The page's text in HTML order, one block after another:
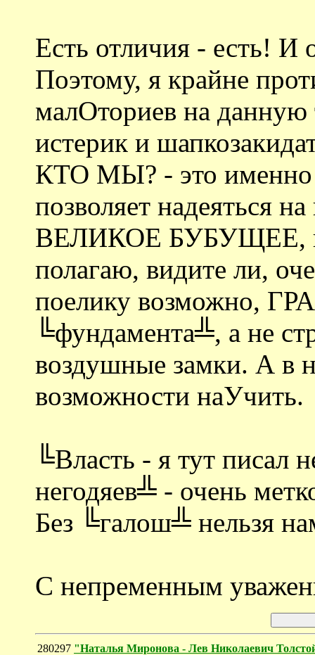
Есть отличия - есть! И
Поэтому, я крайне
малОториев на данную
истерик и
КТО МЫ? - это именно
позволяет надеяться
ВЕЛИКОЕ БУБУЩЕЕ,
полагаю, видите ли,
поелику возможно,
╚фундамента╩, а не
воздушные замки. А в
возможности наУчить.
╚Власть - я тут писал
негодяев╩ - очень
Без ╚галош╩ нельзя
С непременным
280297 "Наталья Миронова - Лев Николаевич